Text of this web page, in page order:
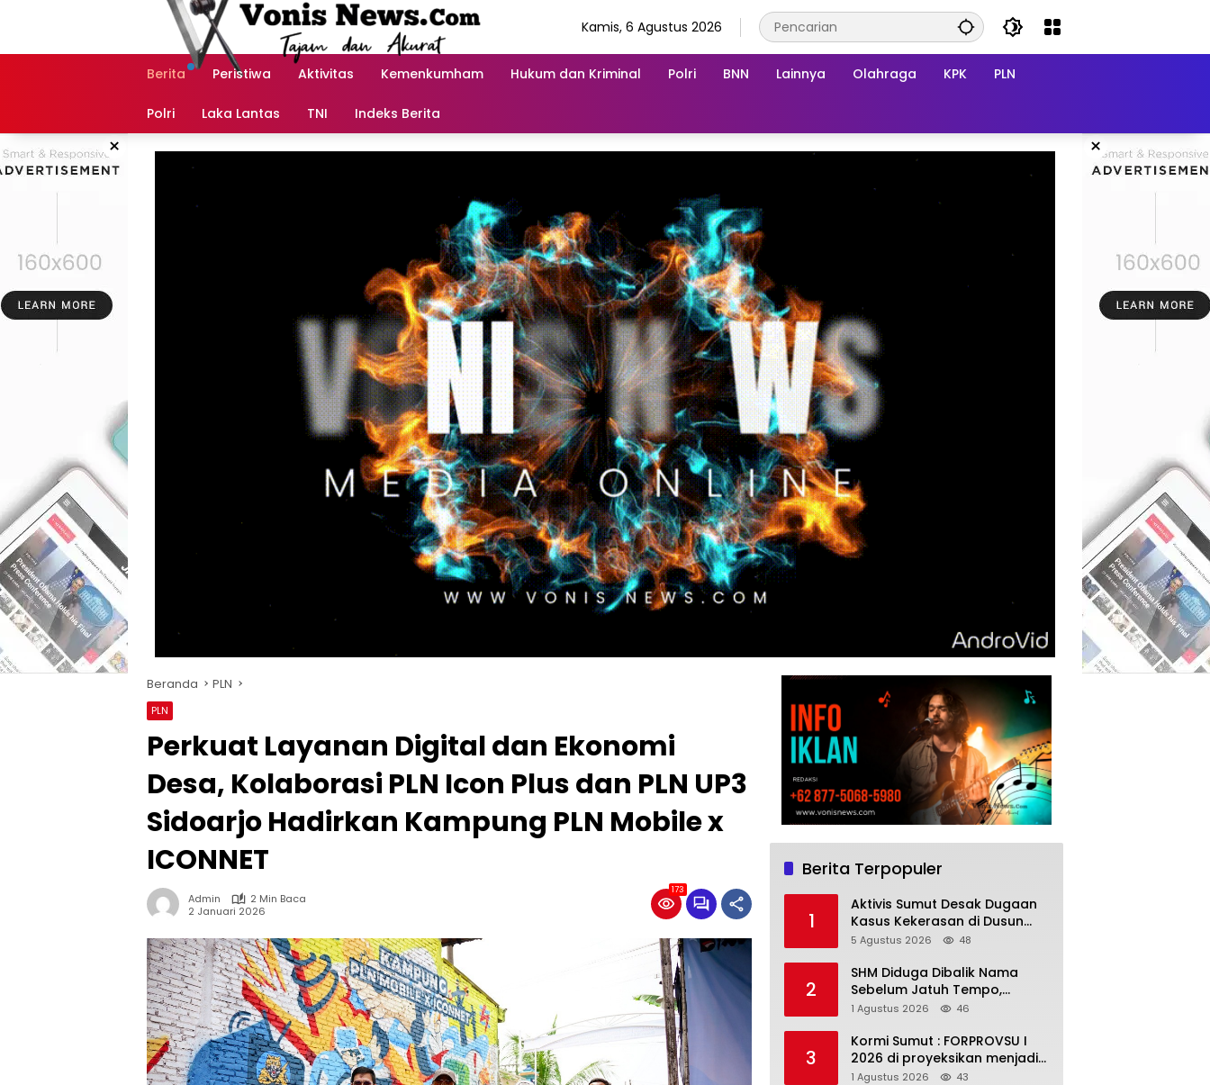
Kamis, 6 Agustus 2026
Berita Peristiwa Aktivitas Kemenkumham Hukum dan Kriminal Polri BNN Lainnya Olahraga KPK PLN
Polri Laka Lantas TNI Indeks Berita
× ×
Beranda PLN
PLN
Perkuat Layanan Digital dan Ekonomi
Desa, Kolaborasi PLN Icon Plus dan PLN UP3
Sidoarjo Hadirkan Kampung PLN Mobile x
ICONNET
Admin
2 Min Baca
2 Januari 2026
173
Berita Terpopuler
1
Aktivis Sumut Desak Dugaan
Kasus Kekerasan di Dusun
Balakka, Desa Gunung
5 Agustus 2026 48
2
SHM Diduga Dibalik Nama
Sebelum Jatuh Tempo,
Warga Gresik Gugat
Somasi Kepala Desa
1 Agustus 2026 46
3
Kormi Sumut : FORPROVSU I
2026 di proyeksikan menjadi
ajang Festival Olahraga
1 Agustus 2026 43